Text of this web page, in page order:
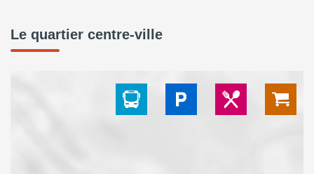
Le quartier centre-ville